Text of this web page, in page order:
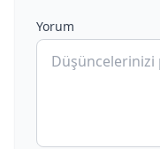
Yorum